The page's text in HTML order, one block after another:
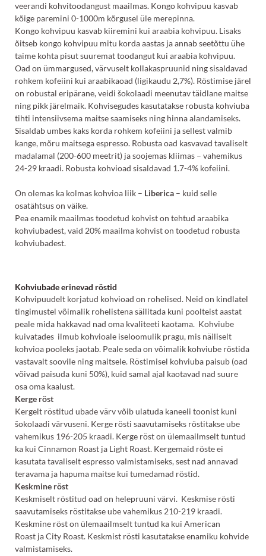
veerandi kohvitoodangust maailmas. Kongo kohvipuu kasvab
kõige paremini 0-1000m kõrgusel üle merepinna.
Kongo kohvipuu kasvab kiiremini kui araabia kohvipuu. Lisaks
õitseb kongo kohvipuu mitu korda aastas ja annab seetõttu ühe
taime kohta pisut suuremat toodangut kui araabia kohvipuu.
Oad on ümmargused, värvuselt kollakaspruunid ning sisaldavad
rohkem kofeiini kui araabikaoad (ligikaudu 2,7%). Röstimise järel
on robustal eripärane, veidi šokolaadi meenutav täidlane maitse
ning pikk järelmaik. Kohvisegudes kasutatakse robusta kohviuba
tihti intensiivsema maitse saamiseks ning hinna alandamiseks.
Sisaldab umbes kaks korda rohkem kofeiini ja sellest valmib
kange, mõru maitsega espresso. Robusta oad kasvavad tavaliselt
madalamal (200-600 meetrit) ja soojemas kliimas – vahemikus
24-29 kraadi. Robusta kohvioad sisaldavad 1.7-4% kofeiini.
On olemas ka kolmas kohvioa liik – Liberica – kuid selle
osatähtsus on väike.
Pea enamik maailmas toodetud kohvist on tehtud araabika
kohviubadest, vaid 20% maailma kohvist on toodetud robusta
kohviubadest.
Kohviubade erinevad röstid
Kohvipuudelt korjatud kohvioad on rohelised. Neid on kindlatel
tingimustel võimalik rohelistena säilitada kuni poolteist aastat
peale mida hakkavad nad oma kvaliteeti kaotama. Kohviube
kuivatades ilmub kohvioale iseloomulik pragu, mis näiliselt
kohvioa pooleks jaotab. Peale seda on võimalik kohviube röstida
vastavalt soovile ning maitsele. Röstimisel kohviuba paisub (oad
võivad paisuda kuni 50%), kuid samal ajal kaotavad nad suure
osa oma kaalust.
Kerge röst
Kergelt röstitud ubade värv võib ulatuda kaneeli toonist kuni
šokolaadi värvuseni. Kerge rösti saavutamiseks röstitakse ube
vahemikus 196-205 kraadi. Kerge röst on ülemaailmselt tuntud
ka kui Cinnamon Roast ja Light Roast. Kergemaid röste ei
kasutata tavaliselt espresso valmistamiseks, sest nad annavad
teravama ja hapuma maitse kui tumedamad röstid.
Keskmine röst
Keskmiselt röstitud oad on helepruuni värvi. Keskmise rösti
saavutamiseks röstitakse ube vahemikus 210-219 kraadi.
Keskmine röst on ülemaailmselt tuntud ka kui American
Roast ja City Roast. Keskmist rösti kasutatakse enamiku kohvide
valmistamiseks.